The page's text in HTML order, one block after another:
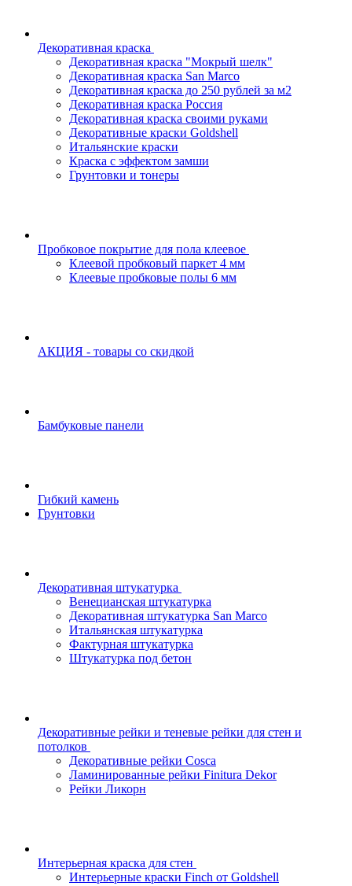
Декоративная краска
Декоративная краска "Мокрый шелк"
Декоративная краска San Marco
Декоративная краска до 250 рублей за м2
Декоративная краска Россия
Декоративная краска своими руками
Декоративные краски Goldshell
Итальянские краски
Краска с эффектом замши
Грунтовки и тонеры
Пробковое покрытие для пола клеевое
Клеевой пробковый паркет 4 мм
Клеевые пробковые полы 6 мм
АКЦИЯ - товары со скидкой
Бамбуковые панели
Гибкий камень
Грунтовки
Декоративная штукатурка
Венецианская штукатурка
Декоративная штукатурка San Marco
Итальянская штукатурка
Фактурная штукатурка
Штукатурка под бетон
Декоративные рейки и теневые рейки для стен и
потолков
Декоративные рейки Cosca
Ламинированные рейки Finitura Dekor
Рейки Ликорн
Интерьерная краска для стен
Интерьерные краски Finch от Goldshell